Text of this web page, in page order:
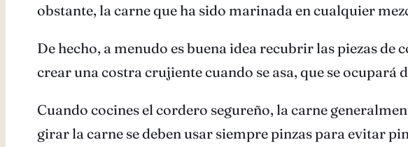
obstante, la carne que ha sido marinada en cualquier
De hecho, a menudo es buena idea recubrir las piezas
crear una costra crujiente cuando se asa, que se ocupará
Cuando cocines el cordero segureño, la carne
girar la carne se deben usar siempre pinzas para evitar